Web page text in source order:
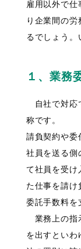
雇用以外で
り企業間の
るでしょう。
１、業務
自社で対応
称です。
請負契約や委
社員を送る側
て社員を受け
た仕事を請け
委託手数料を
業務上の指
を出すといわ